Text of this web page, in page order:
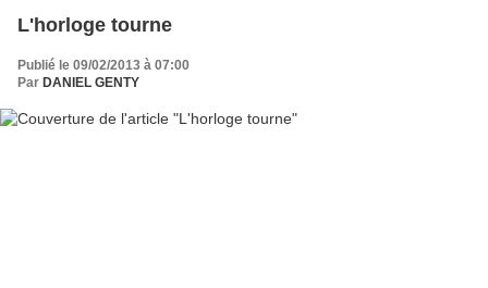
L'horloge tourne
Publié le 09/02/2013 à 07:00
Par DANIEL GENTY